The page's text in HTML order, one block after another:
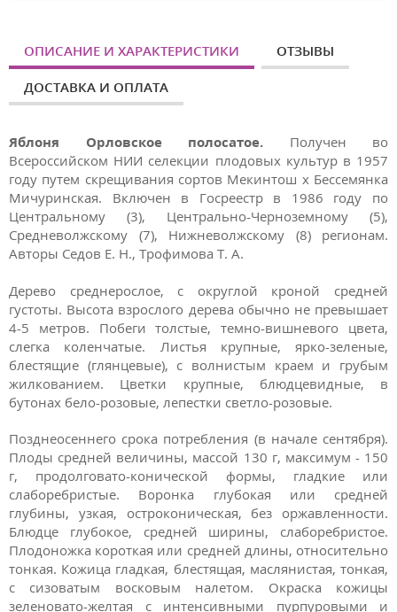
ОПИСАНИЕ И ХАРАКТЕРИСТИКИ ОТЗЫВЫ
ДОСТАВКА И ОПЛАТА
Яблоня Орловское полосатое. Получен во
Всероссийском НИИ селекции плодовых культур в 1957
году путем скрещивания сортов Мекинтош х Бессемянка
Мичуринская. Включен в Госреестр в 1986 году по
Центральному (3), Центрально-Черноземному (5),
Средневолжскому (7), Нижневолжскому (8) регионам.
Авторы Седов Е. Н., Трофимова Т. А.
Дерево среднерослое, с округлой кроной средней
густоты. Высота взрослого дерева обычно не превышает
4-5 метров. Побеги толстые, темно-вишневого цвета,
слегка коленчатые. Листья крупные, ярко-зеленые,
блестящие (глянцевые), с волнистым краем и грубым
жилкованием. Цветки крупные, блюдцевидные, в
бутонах бело-розовые, лепестки светло-розовые.
Позднеосеннего срока потребления (в начале сентября).
Плоды средней величины, массой 130 г, максимум - 150
г, продолговато-конической формы, гладкие или
слаборебристые. Воронка глубокая или средней
глубины, узкая, остроконическая, без оржавленности.
Блюдце глубокое, средней ширины, слаборебристое.
Плодоножка короткая или средней длины, относительно
тонкая. Кожица гладкая, блестящая, маслянистая, тонкая,
с сизоватым восковым налетом. Окраска кожицы
зеленовато-желтая с интенсивными пурпуровыми и